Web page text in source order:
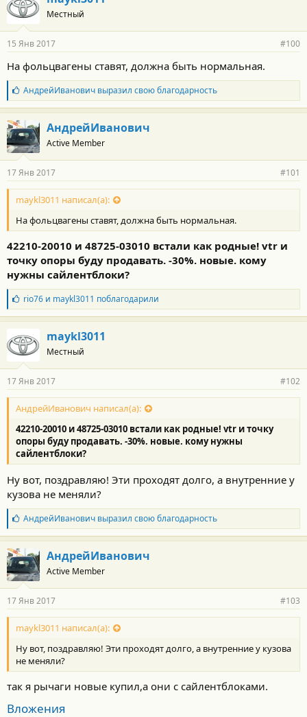
Местный
15 Янв 2017 #100
На фольцвагены ставят, должна быть нормальная.
Б
л
а
г
о
д
а
н
о
с
и
:
АндрейИвановичвыразил свою благодарность
АндрейИванович
Active Member
17 Янв 2017 #101
maykl3011 написал(а):
На фольцвагены ставят, должна быть нормальная.
42210-20010 и 48725-03010 встали как родные! vtr и
точку опоры буду продавать. -30%. новые. кому
нужны сайлентблоки?
Б
л
а
о
д
а
н
о
с
и
:
rio76и maykl3011 поблагодарили
maykl3011
Местный
17 Янв 2017 #102
АндрейИванович написал(а):
42210-20010 и48725-03010 встали как родные! vtr и точку
опоры буду продавать. -30%. новые. кому нужны
сайлентблоки?
Ну вот, поздравляю! Эти проходят долго, а внутренние у
кузова не меняли?
Б
л
а
г
о
д
а
н
о
с
и
:
АндрейИвановичвыразил свою благодарность
АндрейИванович
Active Member
17 Янв 2017 #103
maykl3011 написал(а):
Ну вот, поздравляю! Эти проходят долго, а внутренние у кузова
не меняли?
так я рычаги новые купил,а они с сайлентблоками.
Вложения